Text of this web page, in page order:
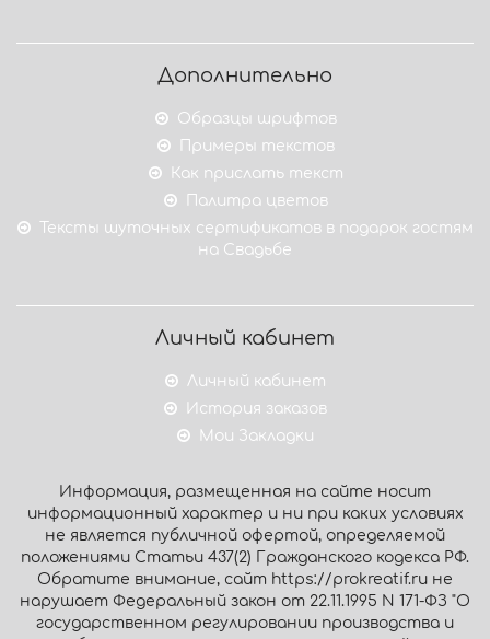
Дополнительно
Образцы шрифтов
Примеры текстов
Как прислать текст
Палитра цветов
Тексты шуточных сертификатов в подарок гостям
на Свадьбе
Личный кабинет
Личный кабинет
История заказов
Мои Закладки
Информация, размещенная на сайте носит
информационный характер и ни при каких условиях
не является публичной офертой, определяемой
положениями Статьи 437(2) Гражданского кодекса РФ.
Обратите внимание, сайт https://prokreatif.ru не
нарушает Федеральный закон от 22.11.1995 N 171-ФЗ "О
государственном регулировании производства и